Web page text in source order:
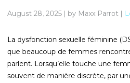
August 28, 2025 | by Maxx Parrot |
La dysfonction sexuelle féminine
que beaucoup de femmes
parlent. Lorsqu’elle touche une
souvent de manière discrète, par